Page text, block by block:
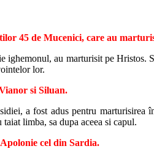
45 de Mucenici, care au
au marturisit pe
lor.
si Siluan.
a fost adus pentru
limba, sa dupa aceea si capul.
cel din Sardia.